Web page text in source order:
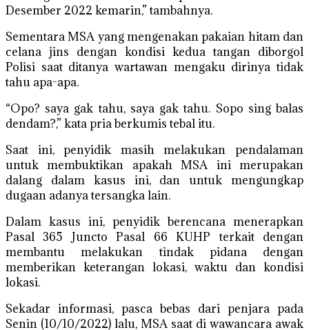
Desember 2022 kemarin,” tambahnya.
Sementara MSA yang mengenakan pakaian hitam dan
celana jins dengan kondisi kedua tangan diborgol
Polisi saat ditanya wartawan mengaku dirinya tidak
tahu apa-apa.
“Opo? saya gak tahu, saya gak tahu. Sopo sing balas
dendam?,” kata pria berkumis tebal itu.
Saat ini, penyidik masih melakukan pendalaman
untuk membuktikan apakah MSA ini merupakan
dalang dalam kasus ini, dan untuk mengungkap
dugaan adanya tersangka lain.
Dalam kasus ini, penyidik berencana menerapkan
Pasal 365 Juncto Pasal 66 KUHP terkait dengan
membantu melakukan tindak pidana dengan
memberikan keterangan lokasi, waktu dan kondisi
lokasi.
Sekadar informasi, pasca bebas dari penjara pada
Senin (10/10/2022) lalu, MSA saat di wawancara awak